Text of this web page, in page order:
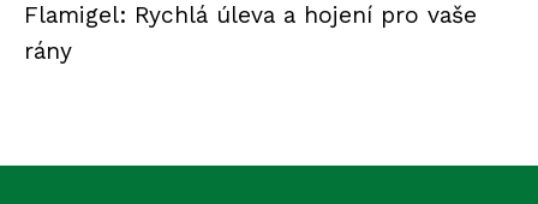
Flamigel: Rychlá úleva a hojení pro vaše
rány